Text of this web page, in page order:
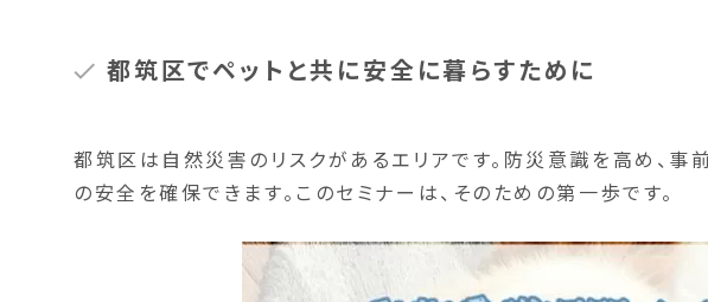
都筑区でペットと共に安全に暮らすために
都筑区は自然災害のリスクがあるエリアです。防災意識を高め、事
の安全を確保できます。このセミナーは、そのための第一歩です。